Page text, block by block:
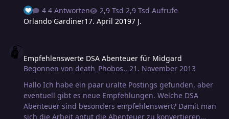
4 Antworten
2,9 Tsd Aufrufe
Orlando Gardiner17. April 20197 J.
Empfehlenswerte DSA Abenteuer für Midgard
Begonnen vondeath_Phobos.,21. November 2013
Hallo Ich habe ein paar uralte Postings gefunden, aber
eventuell gibt es neue Empfehlungen. Welche DSA
Abenteuer sind besonders empfehlenswert? Damit man
sich die Arbeit antut die Abenteuer zu konvertieren